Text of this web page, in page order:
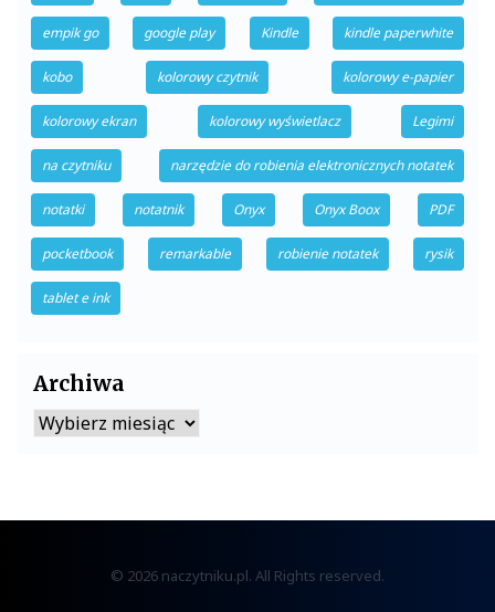
empik go google play Kindle kindle paperwhite
kobo kolorowy czytnik kolorowy e-papier
kolorowy ekran kolorowy wyświetlacz Legimi
na czytniku narzędzie do robienia elektronicznych notatek
notatki notatnik Onyx Onyx Boox PDF
pocketbook remarkable robienie notatek rysik
tablet e ink
Archiwa
Archiwa
© 2026 naczytniku.pl. All Rights reserved.